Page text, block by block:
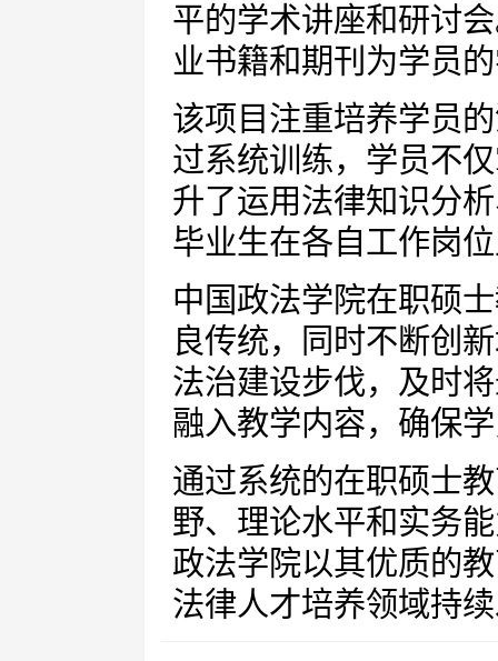
平的学术讲座和研讨
业书籍和期刊为学员
该项目注重培养学员的
过系统训练，学员不
升了运用法律知识分
毕业生在各自工作岗
中国政法学院在职硕
良传统，同时不断创
法治建设步伐，及时
融入教学内容，确保
通过系统的在职硕士
野、理论水平和实务
政法学院以其优质的
法律人才培养领域持